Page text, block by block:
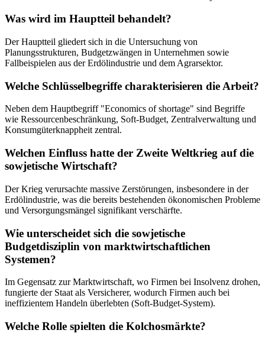
Was wird im Hauptteil behandelt?
Der Hauptteil gliedert sich in die Untersuchung von
Planungsstrukturen, Budgetzwängen in Unternehmen sowie
Fallbeispielen aus der Erdölindustrie und dem Agrarsektor.
Welche Schlüsselbegriffe charakterisieren die Arbeit?
Neben dem Hauptbegriff "Economics of shortage" sind Begriffe
wie Ressourcenbeschränkung, Soft-Budget, Zentralverwaltung und
Konsumgüterknappheit zentral.
Welchen Einfluss hatte der Zweite Weltkrieg auf die
sowjetische Wirtschaft?
Der Krieg verursachte massive Zerstörungen, insbesondere in der
Erdölindustrie, was die bereits bestehenden ökonomischen Probleme
und Versorgungsmängel signifikant verschärfte.
Wie unterscheidet sich die sowjetische
Budgetdisziplin von marktwirtschaftlichen
Systemen?
Im Gegensatz zur Marktwirtschaft, wo Firmen bei Insolvenz drohen,
fungierte der Staat als Versicherer, wodurch Firmen auch bei
ineffizientem Handeln überlebten (Soft-Budget-System).
Welche Rolle spielten die Kolchosmärkte?